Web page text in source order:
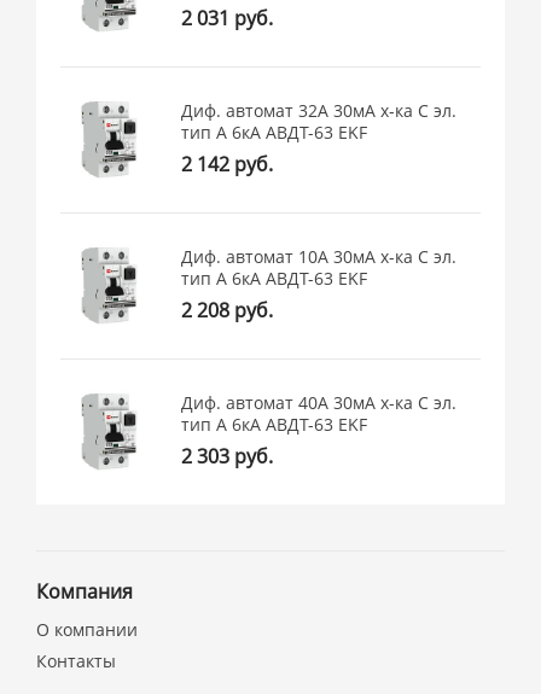
2 031 руб.
Диф. автомат 32А 30мА х-ка C эл.
тип A 6кА АВДТ-63 EKF
2 142 руб.
Диф. автомат 10А 30мА х-ка C эл.
тип A 6кА АВДТ-63 EKF
2 208 руб.
Диф. автомат 40А 30мА х-ка C эл.
тип A 6кА АВДТ-63 EKF
2 303 руб.
Компания
О компании
Контакты